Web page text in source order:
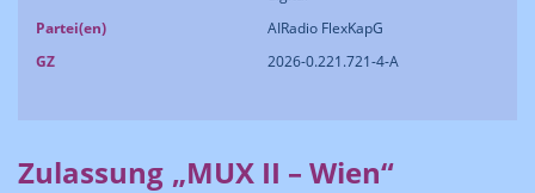
Partei(en)
AIRadio FlexKapG
GZ
2026-0.221.721-4-A
Zulassung „MUX II – Wien“